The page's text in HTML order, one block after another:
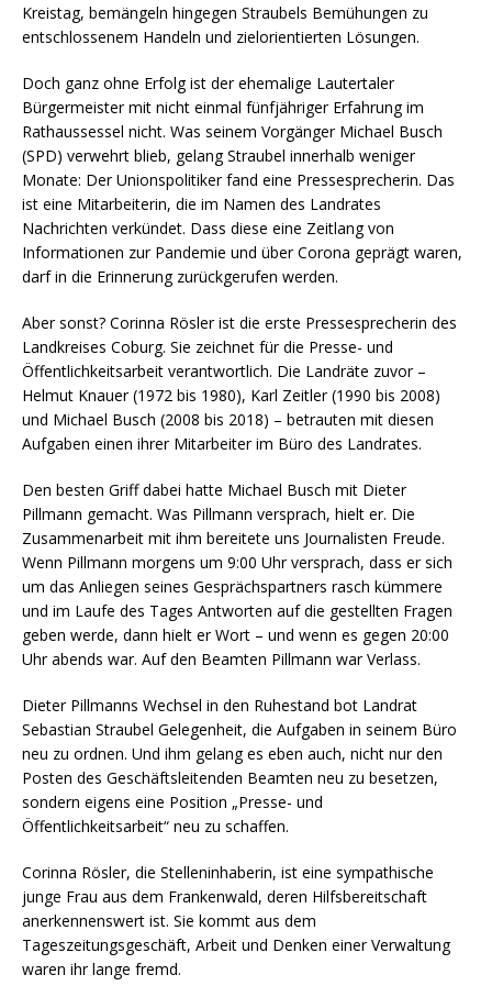
Kreistag, bemängeln hingegen Straubels Bemühungen zu
entschlossenem Handeln und zielorientierten Lösungen.
Doch ganz ohne Erfolg ist der ehemalige Lautertaler
Bürgermeister mit nicht einmal fünfjähriger Erfahrung im
Rathaussessel nicht. Was seinem Vorgänger Michael Busch
(SPD) verwehrt blieb, gelang Straubel innerhalb weniger
Monate: Der Unionspolitiker fand eine Pressesprecherin. Das
ist eine Mitarbeiterin, die im Namen des Landrates
Nachrichten verkündet. Dass diese eine Zeitlang von
Informationen zur Pandemie und über Corona geprägt waren,
darf in die Erinnerung zurückgerufen werden.
Aber sonst? Corinna Rösler ist die erste Pressesprecherin des
Landkreises Coburg. Sie zeichnet für die Presse- und
Öffentlichkeitsarbeit verantwortlich. Die Landräte zuvor –
Helmut Knauer (1972 bis 1980), Karl Zeitler (1990 bis 2008)
und Michael Busch (2008 bis 2018) – betrauten mit diesen
Aufgaben einen ihrer Mitarbeiter im Büro des Landrates.
Den besten Griff dabei hatte Michael Busch mit Dieter
Pillmann gemacht. Was Pillmann versprach, hielt er. Die
Zusammenarbeit mit ihm bereitete uns Journalisten Freude.
Wenn Pillmann morgens um 9:00 Uhr versprach, dass er sich
um das Anliegen seines Gesprächspartners rasch kümmere
und im Laufe des Tages Antworten auf die gestellten Fragen
geben werde, dann hielt er Wort – und wenn es gegen 20:00
Uhr abends war. Auf den Beamten Pillmann war Verlass.
Dieter Pillmanns Wechsel in den Ruhestand bot Landrat
Sebastian Straubel Gelegenheit, die Aufgaben in seinem Büro
neu zu ordnen. Und ihm gelang es eben auch, nicht nur den
Posten des Geschäftsleitenden Beamten neu zu besetzen,
sondern eigens eine Position „Presse- und
Öffentlichkeitsarbeit“ neu zu schaffen.
Corinna Rösler, die Stelleninhaberin, ist eine sympathische
junge Frau aus dem Frankenwald, deren Hilfsbereitschaft
anerkennenswert ist. Sie kommt aus dem
Tageszeitungsgeschäft, Arbeit und Denken einer Verwaltung
waren ihr lange fremd.